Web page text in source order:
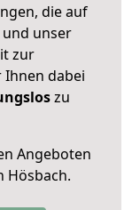
die auf
unser
zur
dabei
zu
Angeboten
Hösbach.